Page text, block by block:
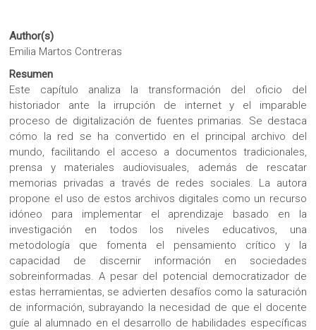
Author(s)
Emilia Martos Contreras
Resumen
Este capítulo analiza la transformación del oficio del
historiador ante la irrupción de internet y el imparable
proceso de digitalización de fuentes primarias. Se destaca
cómo la red se ha convertido en el principal archivo del
mundo, facilitando el acceso a documentos tradicionales,
prensa y materiales audiovisuales, además de rescatar
memorias privadas a través de redes sociales. La autora
propone el uso de estos archivos digitales como un recurso
idóneo para implementar el aprendizaje basado en la
investigación en todos los niveles educativos, una
metodología que fomenta el pensamiento crítico y la
capacidad de discernir información en sociedades
sobreinformadas. A pesar del potencial democratizador de
estas herramientas, se advierten desafíos como la saturación
de información, subrayando la necesidad de que el docente
guíe al alumnado en el desarrollo de habilidades específicas